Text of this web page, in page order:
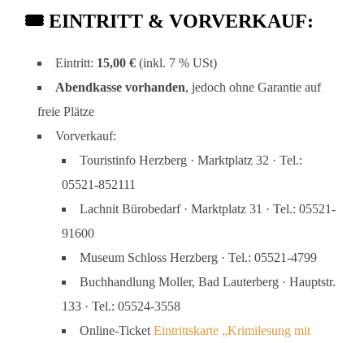
🎟️ EINTRITT & VORVERKAUF:
Eintritt: 15,00 € (inkl. 7 % USt)
Abendkasse vorhanden, jedoch ohne Garantie auf
freie Plätze
Vorverkauf:
Touristinfo Herzberg · Marktplatz 32 · Tel.:
05521-852111
Lachnit Bürobedarf · Marktplatz 31 · Tel.: 05521-
91600
Museum Schloss Herzberg · Tel.: 05521-4799
Buchhandlung Moller, Bad Lauterberg · Hauptstr.
133 · Tel.: 05524-3558
Online-Ticket Eintrittskarte „Krimilesung mit